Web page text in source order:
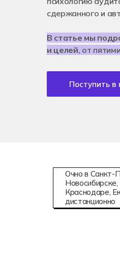
сдержанного и
В статье мы
и целей, от
Поступить в
Очно в Санкт-
Краснодаре,
дистанционно